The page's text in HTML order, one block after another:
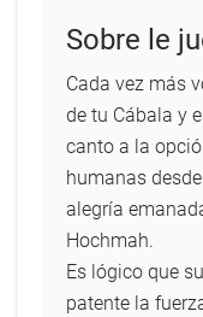
Sobre le
Cada vez más
de tu Cábala y
canto a la
humanas
alegría
Hochmah.
Es lógico que
patente la